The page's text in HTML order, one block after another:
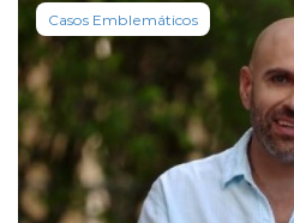
Casos Emblemáticos